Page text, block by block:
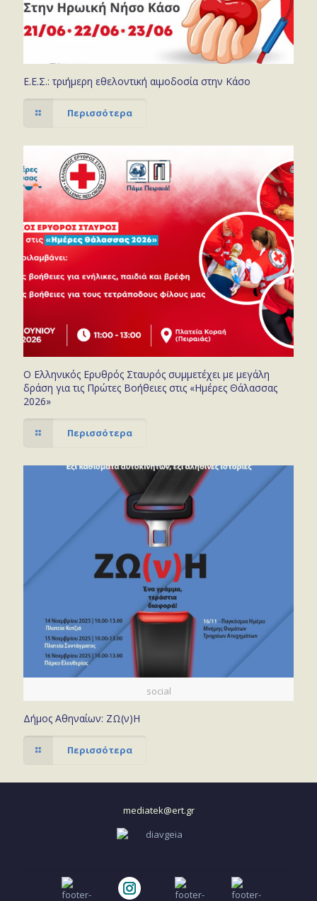
Ε.Ε.Σ.: τριήμερη εθελοντική αιμοδοσία στην Κάσο
Περισσότερα
Ο Ελληνικός Ερυθρός Σταυρός συμμετέχει με μεγάλη
δράση για τις Πρώτες Βοήθειες στις «Ημέρες Θάλασσας
2026»
Περισσότερα
social
Δήμος Αθηναίων: ΖΩ(ν)Η
Περισσότερα
mediatek@ert.gr